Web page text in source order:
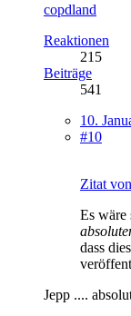
copdland
Reaktionen
215
Beiträge
541
10.
#10
Zitat
Es wäre
dass
Jepp ....